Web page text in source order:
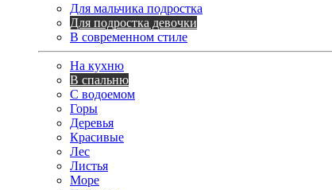
Для мальчика подростка
Для подростка девочки
В современном стиле
На кухню
В спальню
С водоемом
Горы
Деревья
Красивые
Лес
Листья
Море